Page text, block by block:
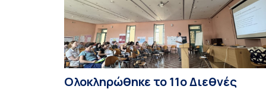
Ολοκληρώθηκε το 11ο Διεθνές